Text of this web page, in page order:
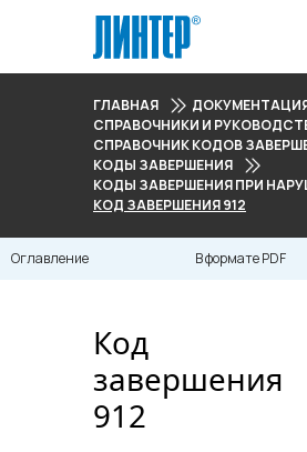
ГЛАВНАЯ
СПРАВОЧНИКИ И
СПРАВОЧНИК КОДОВ
КОДЫ ЗАВЕРШЕНИЯ
КОДЫ ЗАВЕРШЕНИЯ ПРИ
КОД ЗАВЕРШЕНИЯ 912
Оглавление В формате PDF
Код
завершения
912